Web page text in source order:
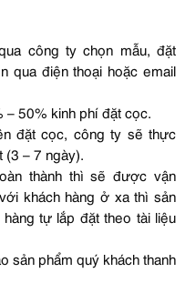
công ty chọn mẫu, đặt
qua điện thoại hoặc email
– 50% kinh phí đặt cọc.
đặt cọc, công ty sẽ thực
(3 – 7 ngày).
thành thì sẽ được vận
khách hàng ở xa thì sản
tự lắp đặt theo tài liệu
sản phẩm quý khách thanh